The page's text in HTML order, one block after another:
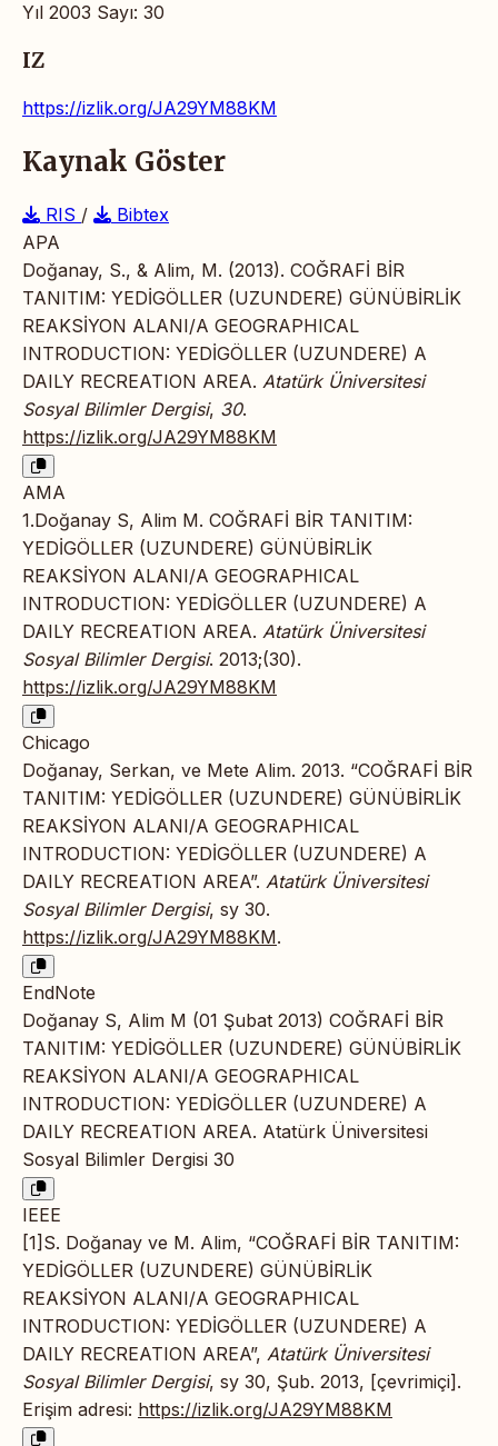
Yıl 2003 Sayı: 30
IZ
https://izlik.org/JA29YM88KM
Kaynak Göster
RIS /
Bibtex
APA
Doğanay, S., & Alim, M. (2013). COĞRAFİ BİR
TANITIM: YEDİGÖLLER (UZUNDERE) GÜNÜBİRLİK
REAKSİYON ALANI/A GEOGRAPHICAL
INTRODUCTION: YEDİGÖLLER (UZUNDERE) A
DAILY RECREATION AREA. Atatürk Üniversitesi
Sosyal Bilimler Dergisi, 30.
https://izlik.org/JA29YM88KM
AMA
1.Doğanay S, Alim M. COĞRAFİ BİR TANITIM:
YEDİGÖLLER (UZUNDERE) GÜNÜBİRLİK
REAKSİYON ALANI/A GEOGRAPHICAL
INTRODUCTION: YEDİGÖLLER (UZUNDERE) A
DAILY RECREATION AREA. Atatürk Üniversitesi
Sosyal Bilimler Dergisi. 2013;(30).
https://izlik.org/JA29YM88KM
Chicago
Doğanay, Serkan, ve Mete Alim. 2013. “COĞRAFİ BİR
TANITIM: YEDİGÖLLER (UZUNDERE) GÜNÜBİRLİK
REAKSİYON ALANI/A GEOGRAPHICAL
INTRODUCTION: YEDİGÖLLER (UZUNDERE) A
DAILY RECREATION AREA”. Atatürk Üniversitesi
Sosyal Bilimler Dergisi, sy 30.
https://izlik.org/JA29YM88KM.
EndNote
Doğanay S, Alim M (01 Şubat 2013) COĞRAFİ BİR
TANITIM: YEDİGÖLLER (UZUNDERE) GÜNÜBİRLİK
REAKSİYON ALANI/A GEOGRAPHICAL
INTRODUCTION: YEDİGÖLLER (UZUNDERE) A
DAILY RECREATION AREA. Atatürk Üniversitesi
Sosyal Bilimler Dergisi 30
IEEE
[1]S. Doğanay ve M. Alim, “COĞRAFİ BİR TANITIM:
YEDİGÖLLER (UZUNDERE) GÜNÜBİRLİK
REAKSİYON ALANI/A GEOGRAPHICAL
INTRODUCTION: YEDİGÖLLER (UZUNDERE) A
DAILY RECREATION AREA”, Atatürk Üniversitesi
Sosyal Bilimler Dergisi, sy 30, Şub. 2013, [çevrimiçi].
Erişim adresi: https://izlik.org/JA29YM88KM